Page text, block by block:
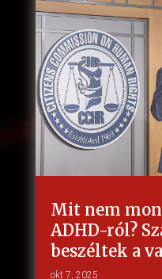
Mit nem
ADHD-ról?
beszéltek a
okt 7, 2025